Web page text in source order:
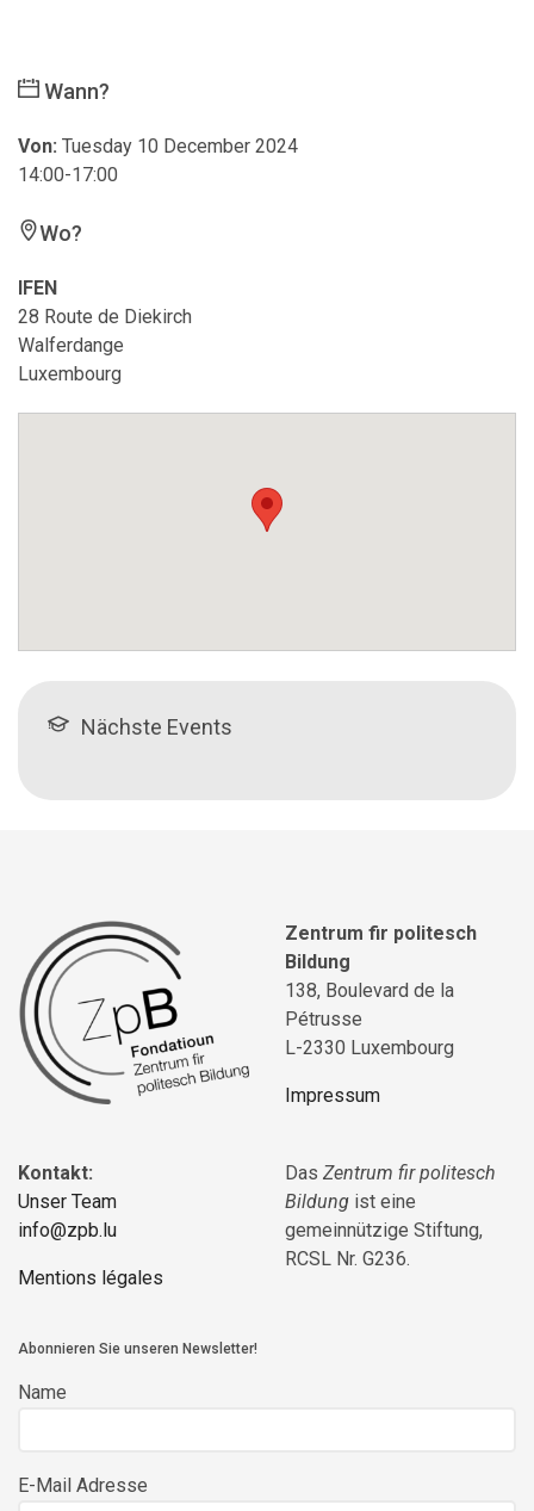
Wann?
Von: Tuesday 10 December 2024
14:00-17:00
Wo?
IFEN
28 Route de Diekirch
Walferdange
Luxembourg
Nächste Events
Zentrum fir politesch
Bildung
138, Boulevard de la
Pétrusse
L-2330 Luxembourg
Impressum
Kontakt:
Unser Team
info@zpb.lu
Mentions légales
Das Zentrum fir politesch
Bildung ist eine
gemeinnützige Stiftung,
RCSL Nr. G236.
Abonnieren Sie unseren Newsletter!
Name
E-Mail Adresse